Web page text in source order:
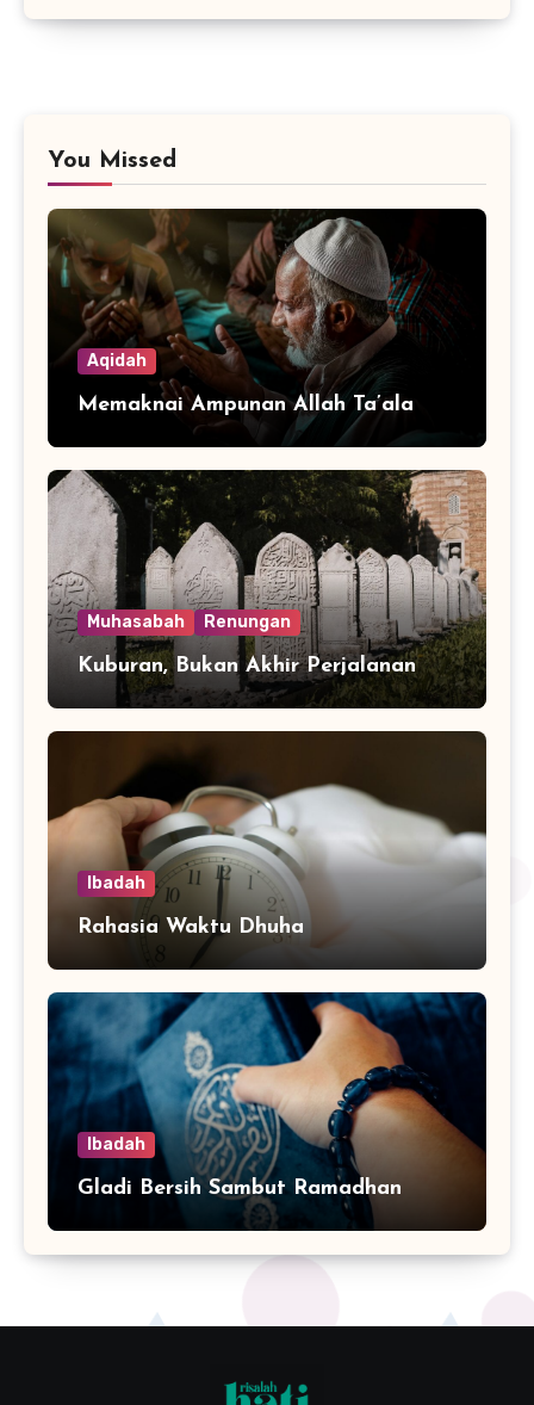
You Missed
Aqidah
Memaknai Ampunan Allah Ta’ala
Muhasabah Renungan
Kuburan, Bukan Akhir Perjalanan
Ibadah
Rahasia Waktu Dhuha
Ibadah
Gladi Bersih Sambut Ramadhan